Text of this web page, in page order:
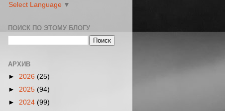
Select Language ▼
ПОИСК ПО ЭТОМУ БЛОГУ
АРХИВ
► 2026 (25)
► 2025 (94)
► 2024 (99)